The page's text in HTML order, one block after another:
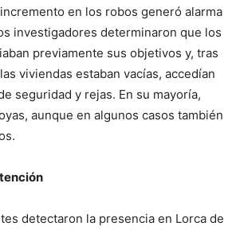
en los robos generó alarma
investigadores determinaron que los
previamente sus objetivos y, tras
viviendas estaban vacías, accedían
seguridad y rejas. En su mayoría,
aunque en algunos casos también
detectaron la presencia en Lorca de